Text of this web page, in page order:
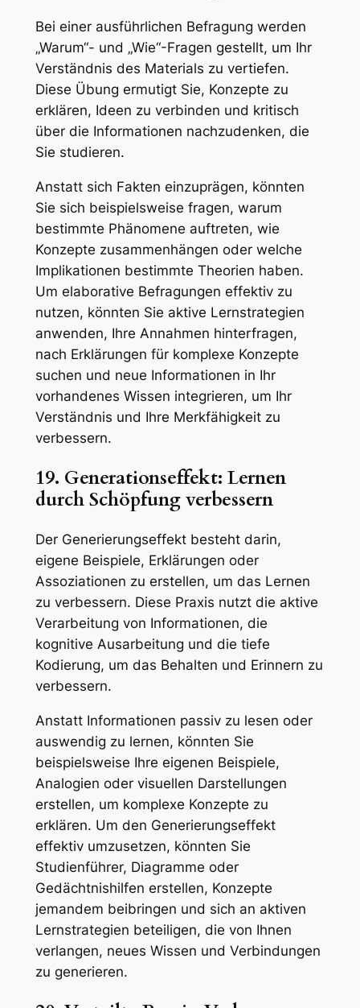
Bei einer ausführlichen Befragung werden
„Warum“- und „Wie“-Fragen gestellt, um Ihr
Verständnis des Materials zu vertiefen.
Diese Übung ermutigt Sie, Konzepte zu
erklären, Ideen zu verbinden und kritisch
über die Informationen nachzudenken, die
Sie studieren.
Anstatt sich Fakten einzuprägen, könnten
Sie sich beispielsweise fragen, warum
bestimmte Phänomene auftreten, wie
Konzepte zusammenhängen oder welche
Implikationen bestimmte Theorien haben.
Um elaborative Befragungen effektiv zu
nutzen, könnten Sie aktive Lernstrategien
anwenden, Ihre Annahmen hinterfragen,
nach Erklärungen für komplexe Konzepte
suchen und neue Informationen in Ihr
vorhandenes Wissen integrieren, um Ihr
Verständnis und Ihre Merkfähigkeit zu
verbessern.
19. Generationseffekt: Lernen
durch Schöpfung verbessern
Der Generierungseffekt besteht darin,
eigene Beispiele, Erklärungen oder
Assoziationen zu erstellen, um das Lernen
zu verbessern. Diese Praxis nutzt die aktive
Verarbeitung von Informationen, die
kognitive Ausarbeitung und die tiefe
Kodierung, um das Behalten und Erinnern zu
verbessern.
Anstatt Informationen passiv zu lesen oder
auswendig zu lernen, könnten Sie
beispielsweise Ihre eigenen Beispiele,
Analogien oder visuellen Darstellungen
erstellen, um komplexe Konzepte zu
erklären. Um den Generierungseffekt
effektiv umzusetzen, könnten Sie
Studienführer, Diagramme oder
Gedächtnishilfen erstellen, Konzepte
jemandem beibringen und sich an aktiven
Lernstrategien beteiligen, die von Ihnen
verlangen, neues Wissen und Verbindungen
zu generieren.